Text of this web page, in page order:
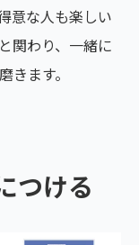
意な人も楽しい
関わり、一緒に
きます。
つける